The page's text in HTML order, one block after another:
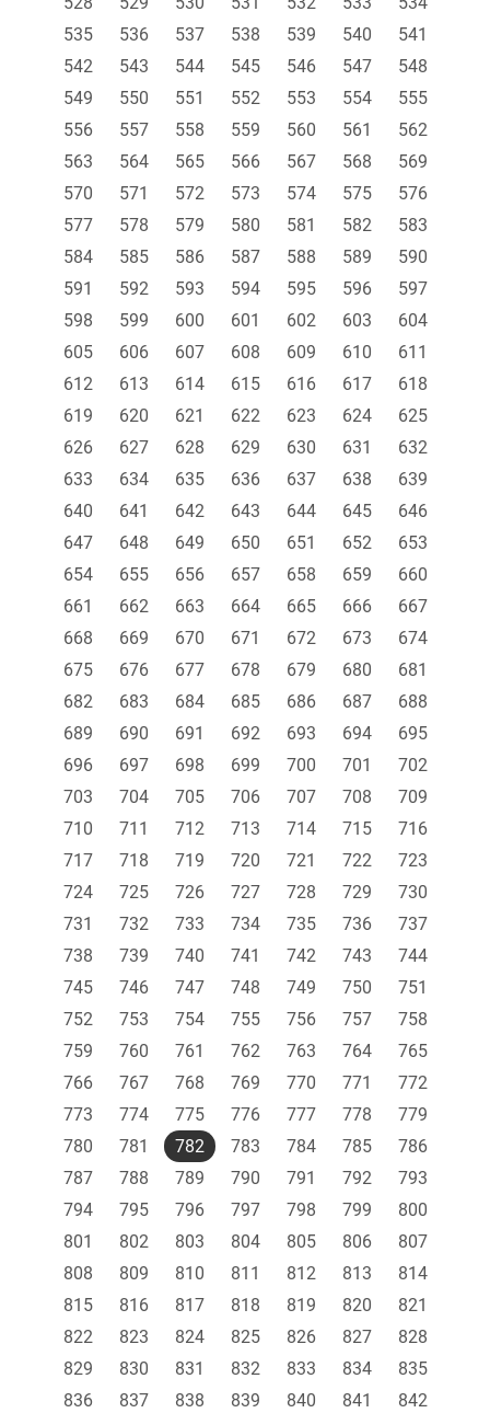
535
536 537 538 539 540
541
542
543 544 545 546 547
548
549
550 551 552 553 554
555
556
557 558 559 560 561
562
563
564 565 566 567 568
569
570
571 572 573 574 575
576
577
578 579 580 581 582
583
584
585 586 587 588 589
590
591
592 593 594 595 596
597
598
599 600 601 602 603
604
605
606 607 608 609 610
611
612
613 614 615 616 617
618
619
620 621 622 623 624
625
626
627 628 629 630 631
632
633
634 635 636 637 638
639
640
641 642 643 644 645
646
647
648 649 650 651 652
653
654
655 656 657 658 659
660
661
662 663 664 665 666
667
668
669 670 671 672 673
674
675
676 677 678 679 680
681
682
683 684 685 686 687
688
689
690 691 692 693 694
695
696
697 698 699 700 701
702
703
704 705 706 707 708
709
710
711 712 713 714 715
716
717
718 719 720 721 722
723
724
725 726 727 728 729
730
731
732 733 734 735 736
737
738
739 740 741 742 743
744
745
746 747 748 749 750
751
752
753 754 755 756 757
758
759
760 761 762 763 764
765
766
767 768 769 770 771
772
773
774 775 776 777 778
779
780
781 782 783 784 785
786
787
788 789 790 791 792
793
794
795 796 797 798 799
800
801
802 803 804 805 806
807
808
809 810 811 812 813
814
815
816 817 818 819 820
821
822
823 824 825 826 827
828
829
830 831 832 833 834
835
836
837 838 839 840 841
842